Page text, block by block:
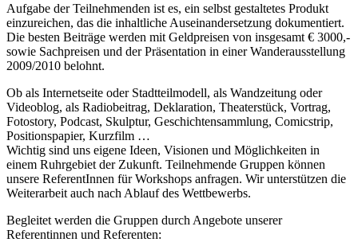
Aufgabe der Teilnehmenden ist es, ein selbst gestaltetes Produkt
einzureichen, das die inhaltliche Auseinandersetzung dokumentiert.
Die besten Beiträge werden mit Geldpreisen von insgesamt € 3000,-
sowie Sachpreisen und der Präsentation in einer Wanderausstellung
2009/2010 belohnt.
Ob als Internetseite oder Stadtteilmodell, als Wandzeitung oder
Videoblog, als Radiobeitrag, Deklaration, Theaterstück, Vortrag,
Fotostory, Podcast, Skulptur, Geschichtensammlung, Comicstrip,
Positionspapier, Kurzfilm …
Wichtig sind uns eigene Ideen, Visionen und Möglichkeiten in
einem Ruhrgebiet der Zukunft. Teilnehmende Gruppen können
unsere ReferentInnen für Workshops anfragen. Wir unterstützen die
Weiterarbeit auch nach Ablauf des Wettbewerbs.
Begleitet werden die Gruppen durch Angebote unserer
Referentinnen und Referenten: